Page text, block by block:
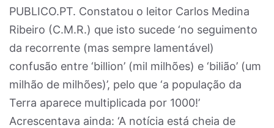
PUBLICO.PT. Constatou o leitor Carlos Medina
Ribeiro (C.M.R.) que isto sucede ‘no seguimento
da recorrente (mas sempre lamentável)
confusão entre ‘billion’ (mil milhões) e ‘bilião’ (um
milhão de milhões)’, pelo que ‘a população da
Terra aparece multiplicada por 1000!’
Acrescentava ainda: ‘A notícia está cheia de